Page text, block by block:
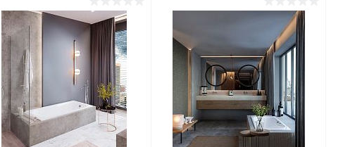
Подписаться
Купить в 1 клик Сравнение
В избранное Недоступно
Подписаться
Купить в 1 клик Сравнение
В избранное Недоступно